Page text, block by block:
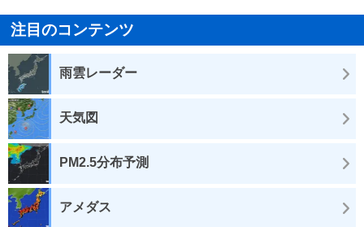
注目のコンテンツ
雨雲レーダー
天気図
PM2.5分布予測
アメダス